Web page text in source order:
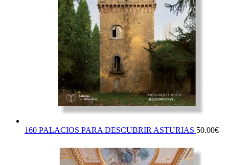
160 PALACIOS PARA DESCUBRIR ASTURIAS 50.00€